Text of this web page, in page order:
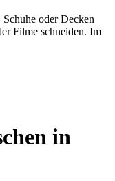
oder Decken
Filme schneiden. Im
in